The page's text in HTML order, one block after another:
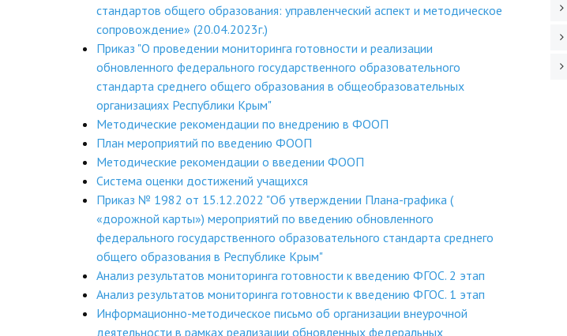
стандартов общего образования: управленческий аспект и методическое
сопровождение» (20.04.2023г.)
Приказ "О проведении мониторинга готовности и реализации
обновленного федерального государственного образовательного
стандарта среднего общего образования в общеобразовательных
организациях Республики Крым"
Методические рекомендации по внедрению в ФООП
План мероприятий по введению ФООП
Методические рекомендации о введении ФООП
Система оценки достижений учащихся
Приказ № 1982 от 15.12.2022 "Об утверждении Плана-графика (
«дорожной карты») мероприятий по введению обновленного
федерального государственного образовательного стандарта среднего
общего образования в Республике Крым"
Анализ результатов мониторинга готовности к введению ФГОС. 2 этап
Анализ результатов мониторинга готовности к введению ФГОС. 1 этап
Информационно-методическое письмо об организации внеурочной
деятельности в рамках реализации обновленных федеральных